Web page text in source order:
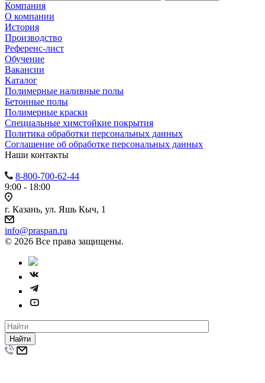
Компания
О компании
История
Производство
Референс-лист
Обучение
Вакансии
Каталог
Полимерные наливные полы
Бетонные полы
Полимерные краски
Специальные химстойкие покрытия
Политика обработки персональных данных
Cоглашение об обработке персональных данных
Наши контакты
8-800-700-62-44
9:00 - 18:00
г. Казань, ул. Яшь Кыч, 1
info@praspan.ru
© 2026 Все права защищены.
Найти